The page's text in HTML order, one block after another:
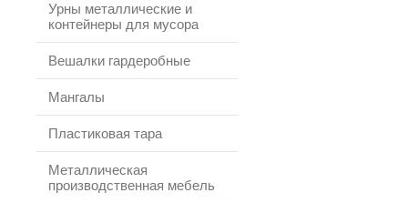
Урны металлические и
контейнеры для мусора
Вешалки гардеробные
Мангалы
Пластиковая тара
Металлическая
производственная мебель